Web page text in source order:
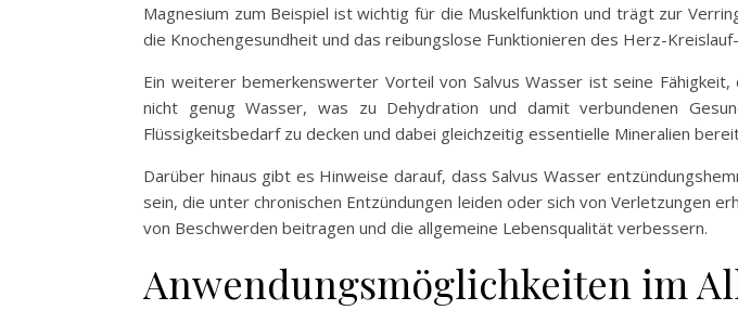
Magnesium zum Beispiel ist wichtig für die Muskelfunktion und trägt zur
die Knochengesundheit und das reibungslose Funktionieren des Herz-
Ein weiterer bemerkenswerter Vorteil von Salvus Wasser ist seine
nicht genug Wasser, was zu Dehydration und damit verbundenen
Flüssigkeitsbedarf zu decken und dabei gleichzeitig essentielle Mineralien
Darüber hinaus gibt es Hinweise darauf, dass Salvus Wasser
sein, die unter chronischen Entzündungen leiden oder sich von Verletzungen
von Beschwerden beitragen und die allgemeine Lebensqualität verbessern.
Anwendungsmöglichkeiten im